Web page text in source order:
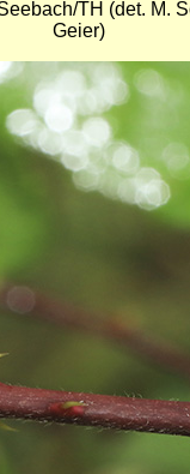
TH (det. M.
Geier)